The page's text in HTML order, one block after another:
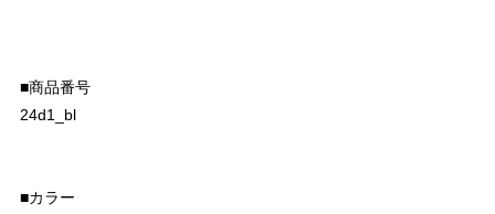
■商品番号
24d1_bl
■カラー